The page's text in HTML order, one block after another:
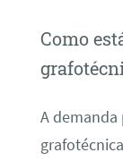
Como
A demanda